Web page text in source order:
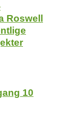
Roswell
10